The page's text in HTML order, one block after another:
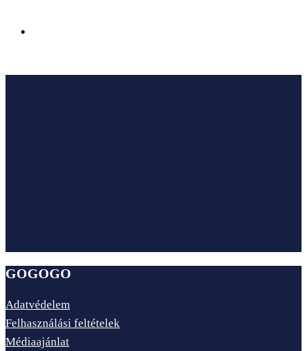
GOGOGO
Adatvédelem
Felhasználási feltételek
Médiaajánlat